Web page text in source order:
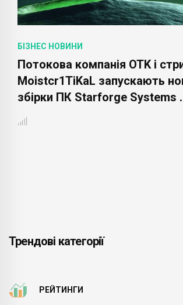
БІЗНЕС НОВИНИ
Потокова компанія OTK і
Moistcr1TiKaL запускають
збірки ПК Starforge Systems .
Трендові категорії
РЕЙТИНГИ